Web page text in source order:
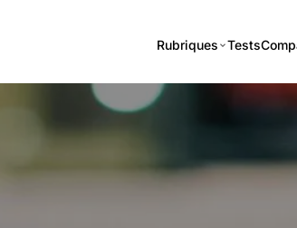
Rubriques Tests